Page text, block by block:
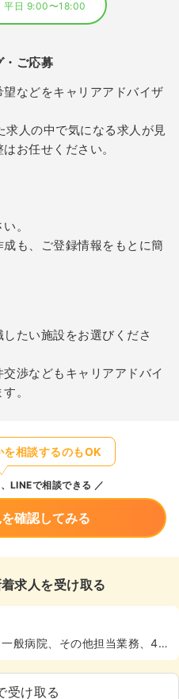
平日 9:00〜18:00
・ご応募
などをキャリアアドバイザ
求人の中で気になる求人が見
お任せください。
。
も、ご登録情報をもとに簡
たい施設をお選びくださ
渉などもキャリアアドバイ
。
を相談するのもOK
LINEで相談できる
確認してみる
求人を受け取る
般病院、その他担当業務、4
受け取る